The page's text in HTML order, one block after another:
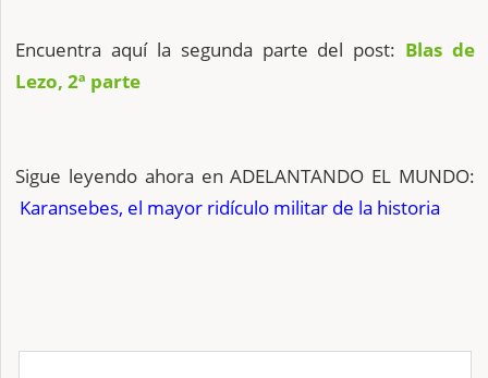
Encuentra aquí la segunda parte del post: Blas de
Lezo, 2ª parte
Sigue leyendo ahora en ADELANTANDO EL MUNDO:
Karansebes, el mayor ridículo militar de la historia